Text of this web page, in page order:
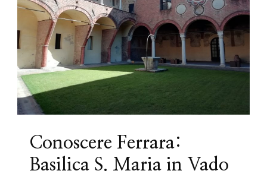
Conoscere Ferrara:
Basilica S. Maria in Vado